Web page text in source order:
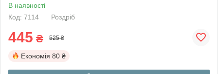
В наявності
Код: 7114
Роздріб
445 ₴ 525 ₴
Економія 80 ₴